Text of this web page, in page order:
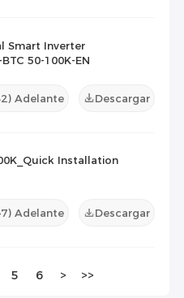
Smart Inverter
50-100K-EN
) Adelante Descargar
Installation
) Adelante Descargar
5 6 > >>